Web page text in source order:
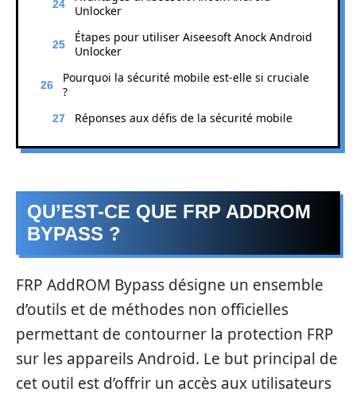
Unlocker
Étapes pour utiliser Aiseesoft Anock Android
Unlocker
Pourquoi la sécurité mobile est-elle si cruciale
?
Réponses aux défis de la sécurité mobile
QU’EST-CE QUE FRP ADDROM
BYPASS ?
FRP AddROM Bypass désigne un ensemble
d’outils et de méthodes non officielles
permettant de contourner la protection FRP
sur les appareils Android. Le but principal de
cet outil est d’offrir un accès aux utilisateurs